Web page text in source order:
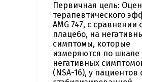
Первичная цель:
терапевтического
AMG 747, с сравнении с
плацебо, на
симптомы, которые
измеряются по шкале
негативных
(NSA-16), у пациентов